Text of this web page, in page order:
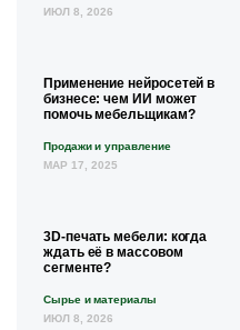
ИЮЛ 8, 2026
Применение нейросетей в
бизнесе: чем ИИ может
помочь мебельщикам?
Продажи и управление
МАР 17, 2025
3D-печать мебели: когда
ждать её в массовом
сегменте?
Сырье и материалы
ИЮЛ 8, 2026